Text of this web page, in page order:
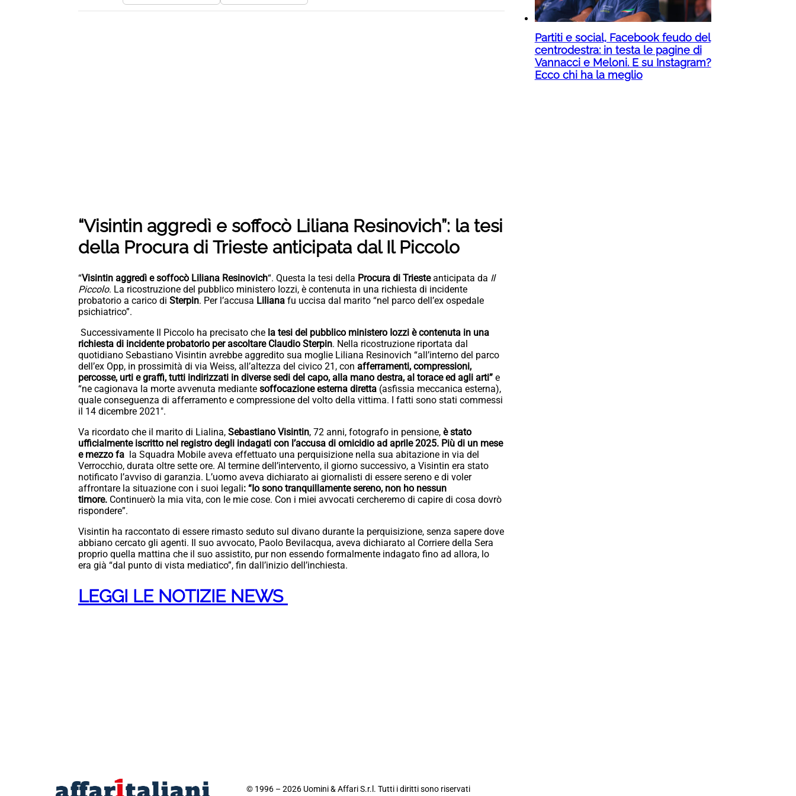
“Visintin aggredì e soffocò Liliana Resinovich”: la tesi
della Procura di Trieste anticipata dal Il Piccolo
“Visintin aggredì e soffocò Liliana Resinovich“. Questa la tesi della Procura di Triesteanticipata da Il
Piccolo. La ricostruzione del pubblico ministero Iozzi, è contenuta in una richiesta di incidente
probatorio a carico di Sterpin. Per l’accusa Liliana fu uccisa dal marito “nel parco dell’ex ospedale
psichiatrico”.
Successivamente Il Piccolo ha precisato che la tesi del pubblico ministero Iozzi è contenuta in una
richiesta di incidente probatorio per ascoltare Claudio Sterpin. Nella ricostruzione riportata dal
quotidiano Sebastiano Visintin avrebbe aggredito sua moglie Liliana Resinovich “all’interno del parco
dell’ex Opp, in prossimità di via Weiss, all’altezza del civico 21, con afferramenti, compressioni,
percosse, urti e graffi, tutti indirizzati in diverse sedi del capo, alla mano destra, al torace ed agli arti” e
“ne cagionava la morte avvenuta mediante soffocazione esterna diretta (asfissia meccanica esterna),
quale conseguenza di afferramento e compressione del volto della vittima. I fatti sono stati commessi
il 14 dicembre 2021″.
Va ricordato che il marito di Lialina, Sebastiano Visintin, 72 anni, fotografo in pensione, è stato
ufficialmente iscritto nel registro degli indagati con l’accusa di omicidio ad aprile 2025. Più di un mese
e mezzo fa
la Squadra Mobile aveva effettuato una perquisizione nella sua abitazione in via del
Verrocchio, durata oltre sette ore. Al termine dell’intervento, il giorno successivo, a Visintin era stato
notificato l’avviso di garanzia. L’uomo aveva dichiarato ai giornalisti di essere sereno e di voler
affrontare la situazione con i suoi legali: “Io sono tranquillamente sereno, non ho nessun
timore. Continuerò la mia vita, con le mie cose. Con i miei avvocati cercheremo di capire di cosa dovrò
rispondere”.
Visintin ha raccontato di essere rimasto seduto sul divano durante la perquisizione, senza sapere dove
abbiano cercato gli agenti. Il suo avvocato, Paolo Bevilacqua, aveva dichiarato al Corriere della Sera
proprio quella mattina che il suo assistito, pur non essendo formalmente indagato fino ad allora, lo
era già “dal punto di vista mediatico”, fin dall’inizio dell’inchiesta.
LEGGI LE NOTIZIE NEWS
Partiti e social, Facebook feudo del
centrodestra: in testa le pagine di
Vannacci e Meloni. E su Instagram?
Ecco chi ha la meglio
© 1996 – 2026 Uomini & Affari S.r.l. Tutti i diritti sono riservati